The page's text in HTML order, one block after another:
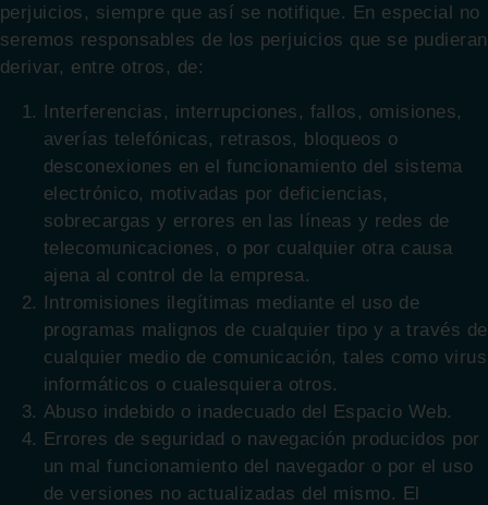
perjuicios, siempre que así se notifique. En especial no
seremos responsables de los perjuicios que se pudieran
derivar, entre otros, de:
Interferencias, interrupciones, fallos, omisiones,
averías telefónicas, retrasos, bloqueos o
desconexiones en el funcionamiento del sistema
electrónico, motivadas por deficiencias,
sobrecargas y errores en las líneas y redes de
telecomunicaciones, o por cualquier otra causa
ajena al control de la empresa.
Intromisiones ilegítimas mediante el uso de
programas malignos de cualquier tipo y a través de
cualquier medio de comunicación, tales como virus
informáticos o cualesquiera otros.
Abuso indebido o inadecuado del Espacio Web.
Errores de seguridad o navegación producidos por
un mal funcionamiento del navegador o por el uso
de versiones no actualizadas del mismo. El